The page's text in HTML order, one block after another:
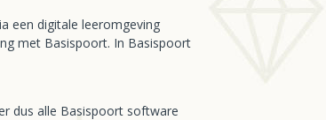
een digitale leeromgeving
met Basispoort. In Basispoort
dus alle Basispoort software